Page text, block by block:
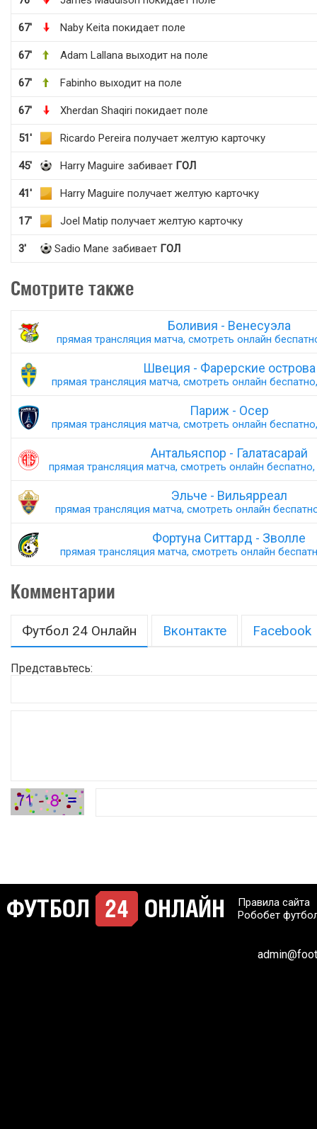
67' Naby Keita покидает поле
67' Adam Lallana выходит на поле
67' Fabinho выходит на поле
67' Xherdan Shaqiri покидает поле
51' Ricardo Pereira получает желтую карточку
45' Harry Maguire забивает ГОЛ
41' Harry Maguire получает желтую карточку
17' Joel Matip получает желтую карточку
3' Sadio Mane забивает ГОЛ
Смотрите также
Боливия - Венесуэла
прямая трансляция матча, смотреть онлайн
Швеция - Фарерские острова
прямая трансляция матча, смотреть онлайн
Париж - Осер
прямая трансляция матча, смотреть онлайн
Антальяспор - Галатасарай
прямая трансляция матча, смотреть онлайн
Эльче - Вильярреал
прямая трансляция матча, смотреть онлайн
Фортуна Ситтард - Зволле
прямая трансляция матча, смотреть онлайн
Комментарии
Футбол 24 Онлайн Вконтакте Facebook
Представьтесь:
Правила сайта
Робобет